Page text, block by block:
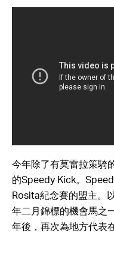
今年除了有莫雷拉策騎
的Speedy Kick。
Rosita紀念賽的盟主。
年二月錦標的機會馬之
年後，再次為地方代表